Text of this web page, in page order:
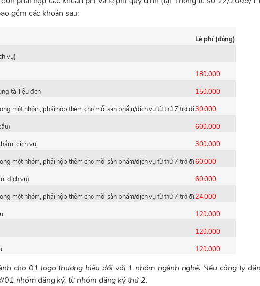
gồm các khoản sau:
Lệ phí (đồng)
vụ)
180.000
tài liệu đơn
150.000
một nhóm, phải nộp thêm cho mỗi sản phẩm/dịch vụ từ thứ 7 trở đi30.000
600.000
dịch vụ)
300.000
một nhóm, phải nộp thêm cho mỗi sản phẩm/dịch vụ từ thứ 7 trở đi60.000
dịch vụ)
60.000
một nhóm, phải nộp thêm cho mỗi sản phẩm/dịch vụ từ thứ 7 trở đi 24.000
120.000
120.000
120.000
cho 01 logo thương hiêu đối với 1 nhóm ngành nghề. Nếu công ty
nhóm đăng ký, từ nhóm đăng ký thứ 2.